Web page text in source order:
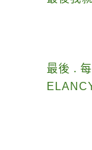
最後 .